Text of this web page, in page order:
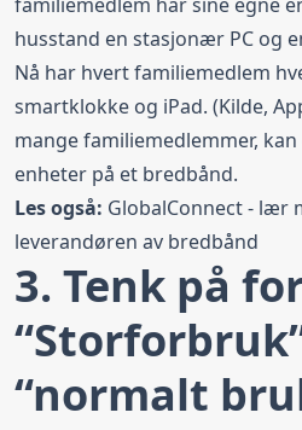
husstand en stasjonær PC og
Nå har hvert familiemedlem
smartklokke og iPad. (Kilde,
mange familiemedlemmer,
enheter på et bredbånd.
Les også: GlobalConnect- lær
leverandøren av bredbånd
3. Tenk på
“normalt